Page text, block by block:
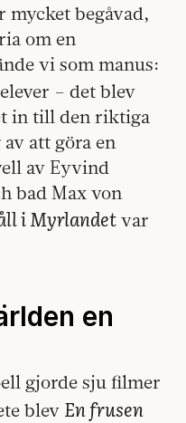
mycket begåvad,
om en
vi som manus:
– det blev
in till den riktiga
att göra en
av Eyvind
bad Max von
i Myrlandet var
en
gjorde sju filmer
blev En frusen